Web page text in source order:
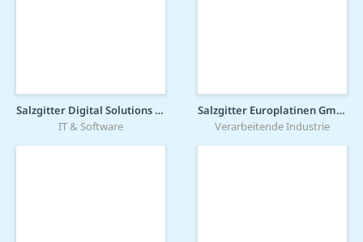
Salzgitter Digital Solutions GmbH
IT & Software
Salzgitter Europlatinen GmbH
Verarbeitende Industrie